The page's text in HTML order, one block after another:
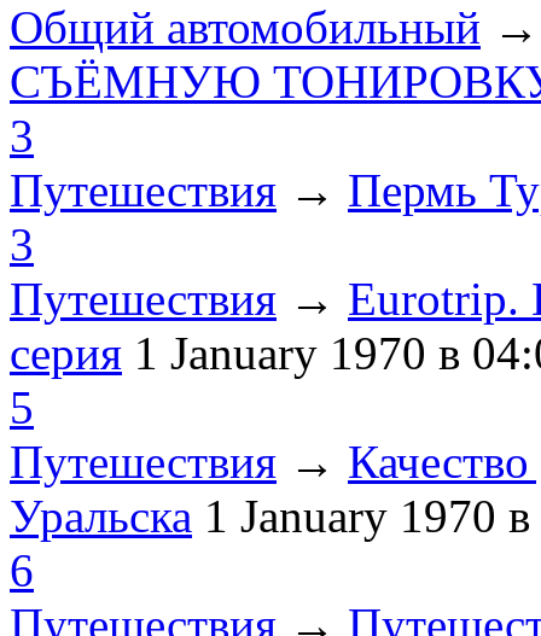
Общий автомобильный
СЪЁМНУЮ
3
Путешествия → Пермь
3
Путешествия → Eurotrip.
серия 1 January 1970 в
5
Путешествия →
Уральска 1 January 1970
6
Путешествия →